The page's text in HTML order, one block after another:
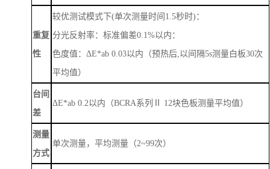
重复
性
较优测试模式下(单次测量时间1.5秒时)：
分光反射率：标准偏差0.1%以内：
色度值： ΔE*ab 0.03以内（预热后,以间隔5s测量白板30次
平均值）
台间
差
ΔE*ab 0.2以内（BCRA系列Ⅱ 12块色板测量平均值）
测量
方式
单次测量，平均测量（2~99次）